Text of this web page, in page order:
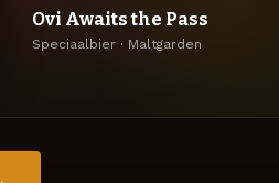
Ovi Awaits the Pass
Speciaalbier · Maltgarden